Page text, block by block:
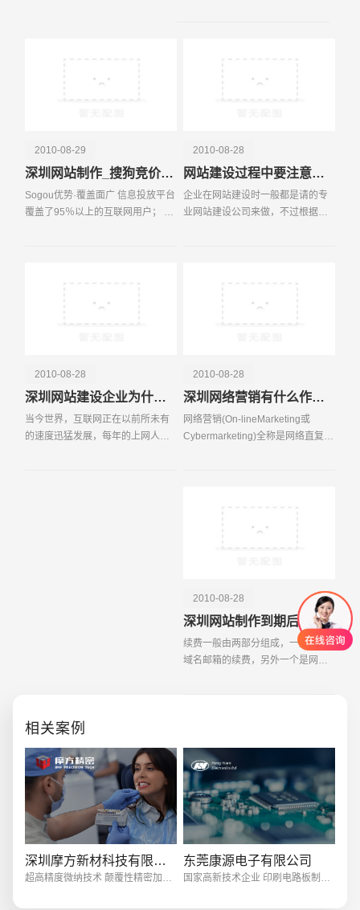
2010-08-28
网站建设过程中要注意哪些细节问题？
企业在网站建设时一般都是请的专
业网站建设公司来做，不过根据我
2010-08-29
深圳网站制作_搜狗竞价排名
Sogou优势·覆盖面广 信息投放平台
覆盖了95％以上的互联网用户； 搜
2010-08-28
深圳网络营销有什么作用？
网络营销(On-lineMarketing或
Cybermarketing)全称是网络直复营
2010-08-28
深圳网站建设企业为什么要建网站？
当今世界，互联网正在以前所未有
的速度迅猛发展，每年的上网人数
2010-08-28
深圳网站制作到期后怎么续费？
续费一般由两部分组成，一是空间
域名邮箱的续费，另外一个是网站
相关案例
深圳摩方新材科技有限公司
超高精度微纳技术 颠覆性精密加工能力
东莞康源电子有限公司
国家高新技术企业 印刷电路板制造商
电话 微信号
创意品牌型网站 · 标准企业官网建设 · 外贸网